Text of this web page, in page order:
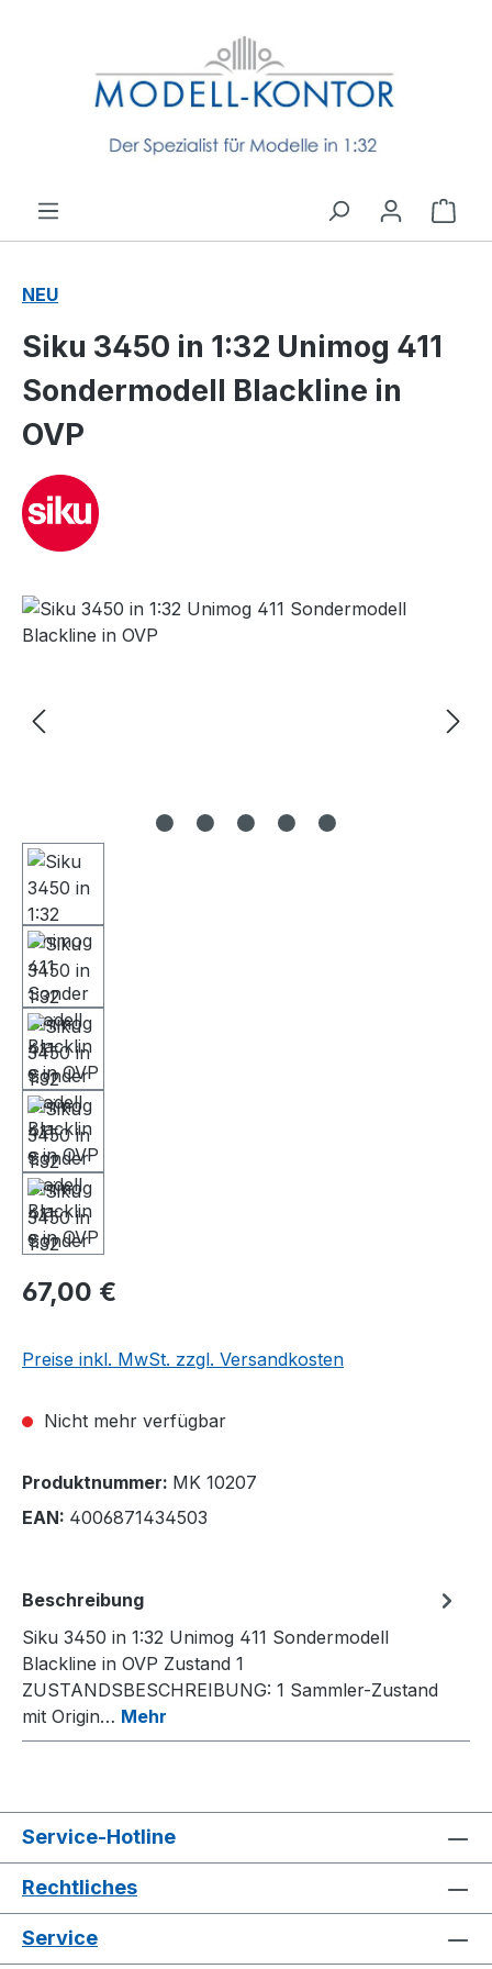
NEU
Siku 3450 in 1:32 Unimog 411
Sondermodell Blackline in
OVP
Bildergalerie überspringen
67,00 €
Preise inkl. MwSt. zzgl. Versandkosten
Nicht mehr verfügbar
Produktnummer: MK 10207
EAN: 4006871434503
Beschreibung
Siku 3450 in 1:32 Unimog 411 Sondermodell
Blackline in OVP Zustand 1
ZUSTANDSBESCHREIBUNG: 1 Sammler-Zustand
mit Origin… Mehr
Service-Hotline
Rechtliches
Service